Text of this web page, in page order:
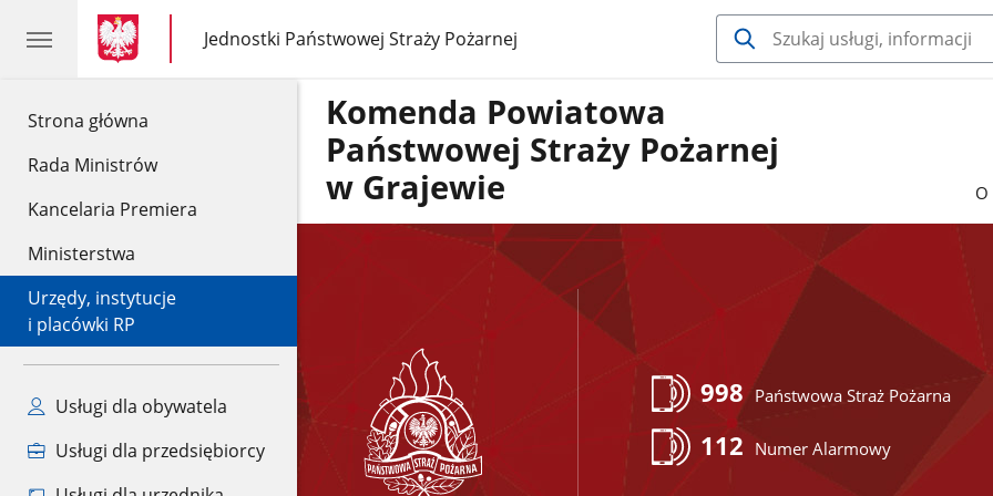
Strona główna
Rada Ministrów
Kancelaria Premiera
Ministerstwa
Urzędy, instytucje
i placówki RP
Usługi dla obywatela
Usługi dla przedsiębiorcy
gov.pl
gov.pl
Jednostki Państwowej Straży Pożarnej
gov.pl
Jednostki
Państwowej
Komenda Powiatowa
Państwowej Straży Pożarnej
w Grajewie
O
998 Państwowa Straż Pożarna
112 Numer Alarmowy